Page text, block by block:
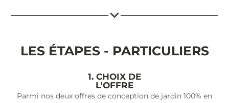
LES ÉTAPES - PARTICULIERS
1. CHOIX DE
L'OFFRE
Parmi nos deux offres de conception de jardin 100% en